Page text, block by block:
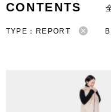
CONTENTS
TYPE：REPORT